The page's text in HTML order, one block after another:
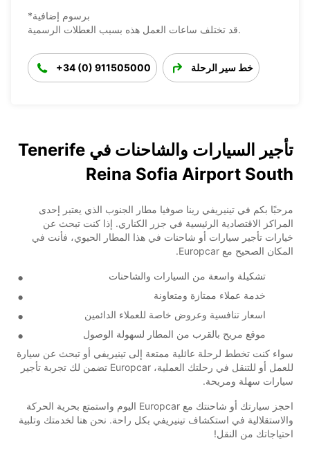
*برسوم إضافية
قد تختلف ساعات العمل هذه بسبب العطلات الرسمية.
+34 (0) 911505000 خط سير الرحلة
تأجير السيارات والشاحنات في Tenerife
Reina Sofia Airport South
مرحبًا بكم في تينيريفي رينا صوفيا مطار الجنوب الذي يعتبر إحدى
المراكز الاقتصادية الرئيسية في جزر الكناري. إذا كنت تبحث عن
خيارات تأجير سيارات أو شاحنات في هذا المطار الحيوي، فأنت في
المكان الصحيح مع Europcar.
تشكيلة واسعة من السيارات والشاحنات
خدمة عملاء ممتازة ومتعاونة
اسعار تنافسية وعروض خاصة للعملاء الدائمين
موقع مريح بالقرب من المطار لسهولة الوصول
سواء كنت تخطط لرحلة عائلية ممتعة إلى تينيريفي أو تبحث عن سيارة
للعمل أو للتنقل في رحلتك العملية، Europcar تضمن لك تجربة تأجير
سيارات سهلة ومريحة.
احجز سيارتك أو شاحنتك مع Europcar اليوم واستمتع بحرية الحركة
والاستقلالية في استكشاف تينيريفي بكل راحة. نحن هنا لخدمتك وتلبية
احتياجاتك من النقل!